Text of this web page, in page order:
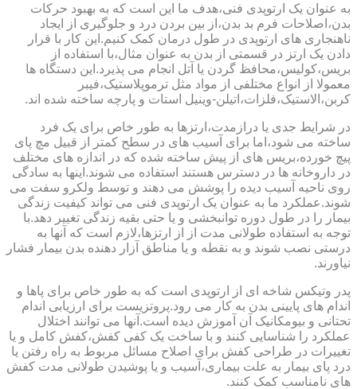
به عنوان یک ارتوپدی فنی،هدف ما این است که به بهبود حرکات
بدن،اصلاحات فرم بد بدن،از بین بردن درد و جلوگیری از ایجاد
ناهنجاری های ارتوپدی در طول درمان کمک کنیم.این کار با قرار
دادن یک ارتز در قسمتی از بدن به عنوان مثال،با استفاده از
بریس،کولیس،محافظ گردن یا آتل انجام می پذیرد.این دستگاه ها
معمولا از انواع مختلفی از مواد مثل ترموپلاستیک،فیبر
کربن،الاستیک،فلزات،اتیلن-وینیل استات و پارچه ساخته شده اند.
در شرایط جدی یا درازمدت،ارتزها به طور خاص برای یک فرد
ساخته می شود،اما برای آسیب های در سطح کمتر از قبیل مچ پای
پیچ خورده،بریس های از پیش ساخته شده که در اندازه های مختلف
در داروخانه ها در دسترس هستند استفاده می شوند.اینها به سادگی
روی ناحیه آسیب دیده را پوشش می دهند و توسط ولکرو سفت می
شوند.عملکرد ما به عنوان یک ارتوپدی فنی می تواند کیفیت زندگی
بیمار را در طول دوره توانبخشی و یا حتی بقیه زندگی تغییر دهد.با
توجه به استفاده طولانی مدت از از ارتزها،لازم است که آنها به
درستی نصب شوند و به نقطه و یا مناطق آزار دهنده بدن بیمار فشار
نیاورند.
پدر وتیکس شاخه ای از ارتوپدی است که به طور خاص برای پاها و
اندام های پایینی بدن به کار می رود.پروتزیست برای ارزیابی اندام
تحتانی و بیومکانیک آن آموزش دیده است.آنها می توانند اختلال
عملکرد را شناسایی کنند و با ساخت یک کفی کفش،کفش کامل و یا
تغییرات در طراحی کفش برای اصلاح مسائل مربوط به راه رفتن یا
درد پای بیمار به علت بیماری،آسیب و یا پوشیدن طولانی مدت کفش
های نامناسب کمک کنند.